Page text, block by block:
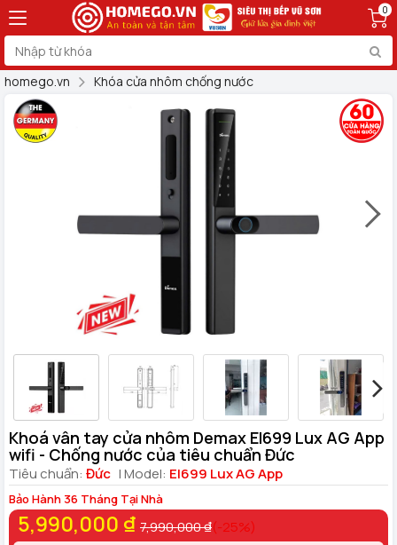
0
homego.vn Khóa cửa nhôm chống nước
Khoá vân tay cửa nhôm Demax El699 Lux AG App
wifi - Chống nước của tiêu chuẩn Đức
Tiêu chuẩn: Đức | Model: El699 Lux AG App
Bảo Hành 36 Tháng Tại Nhà
5,990,000 ₫ 7,990,000 ₫(-25%)